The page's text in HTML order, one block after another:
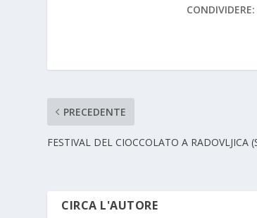
CONDIVIDERE:
PRECEDENTE
FESTIVAL DEL CIOCCOLATO A RADOVLJICA
CIRCA L'AUTORE